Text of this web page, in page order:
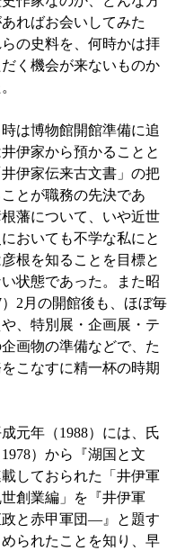
ればお会いしてみた
の史料を、何時かは拝
く機会が来ないものか
は博物館開館準備に追
伊家から預かることと
伊家伝来古文書」の把
とが職務の先決であ
藩について、いや近世
おいても不学な私にと
根を知ることを目標と
状態であった。また昭
）2月の開館後も、ほぼ毎
、特別展・企画展・テ
画物の準備などで、た
こなすに精一杯の時期
元年（1988）には、氏
）から『湖国と文
しておられた「井伊軍
創業編」を『井伊軍
と赤甲軍団―』と題す
られたことを知り、早